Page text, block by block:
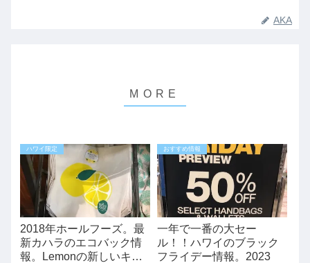
AKA
ハワイ限定
2018年ホールフーズ。最
新カハラのエコバック情
報。Lemonの新しいキャ
おすすめ情報
一年で一番の大セー
ル！！ハワイのブラック
フライデー情報。2023